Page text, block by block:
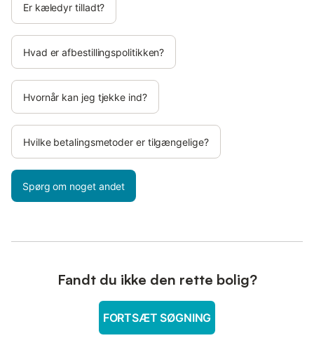
Er kæledyr tilladt?
Hvad er afbestillingspolitikken?
Hvornår kan jeg tjekke ind?
Hvilke betalingsmetoder er tilgængelige?
Spørg om noget andet
Fandt du ikke den rette bolig?
FORTSÆT SØGNING